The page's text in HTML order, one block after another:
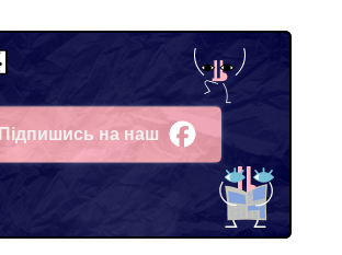
Підпишись на наш
Facebook